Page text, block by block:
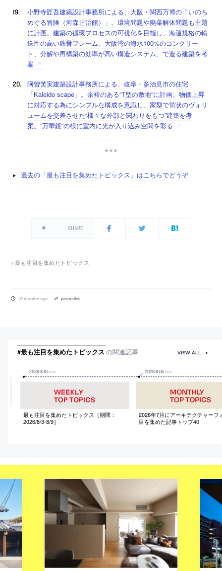
小野寺匠吾建築設計事務所による、大阪・関西万博の「いのち
めぐる冒険（河森正治館）」。環境問題や廃棄解体問題も主題
に計画。建築の循環プロセスの可視化を目指し、海運規格の輸
送性の高い鉄骨フレーム、大阪湾の海水100%のコンクリー
ト、分解や再構築の効率が高い構造システム、で造る建築を考
案
阿曽芙実建築設計事務所による、岐阜・多治見市の住宅
「Kaleido scape」。余裕のある“T型の敷地”に計画。物価上昇
に対応する為にシンプルな構成を意識し、家型で筒状のヴォリ
ュームを交差させた“様々な外部と関わりをもつ”建築を考
案。“万華鏡”の様に室内に光が入り込み空間を彩る
過去の「最も注目を集めたトピックス」はこちらでどうぞ
SHARE
最も注目を集めたトピックス
10 months ago permalink
#最も注目を集めたトピックス の関連記事
2026.8.10 MON
最も注目を集めたトピックス［期間：
2026/8/3-8/9］
2026.8.05 WED
2026年7月にアーキテクチャーフ
目を集めた記事トップ40
VIEW ALL